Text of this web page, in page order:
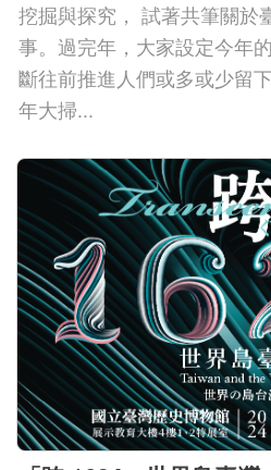
挖掘與探究， 試著共筆關於
事。過完年，大家設定今年
斷往前推進人們或多或少留
年大掃...